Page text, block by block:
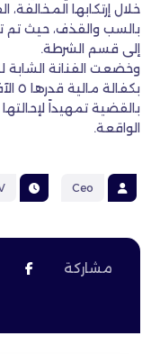
خلال إرتكابها المخالفة،
بالسب والقذف، حيث تم
إلى قسم الشرطة.
وخضعت الفنانة الشابة
بالقضية تمهيداً
الواقعة.
Ceo ٧